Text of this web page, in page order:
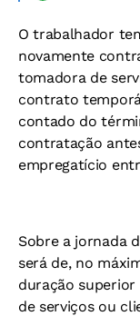
O trabalhador
novamente
tomadora de
contrato
contado do
contratação
empregatício
Sobre a jornada
será de, no
duração
de serviços ou